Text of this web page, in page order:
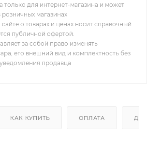
только для интернет-магазина и может
розничных магазинах
о товарах и ценах носит справочный
публичной офертой.
за собой право изменять
его внешний вид и комплектность без
продавца
КАК КУПИТЬ ОПЛАТА